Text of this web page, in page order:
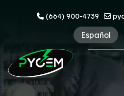
(664) 900-4739
Español